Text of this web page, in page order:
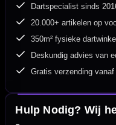
Dartspecialist sinds
20.000+ artikelen op
350m² fysieke dartwinkel
Deskundig advies van
Gratis verzending vanaf
Hulp Nodig? Wij